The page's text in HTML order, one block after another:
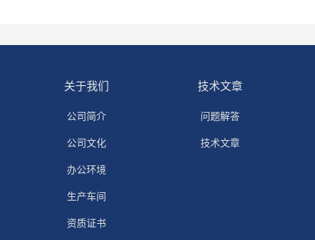
关于我们
公司简介
公司文化
办公环境
生产车间
资质证书
技术文章
问题解答
技术文章